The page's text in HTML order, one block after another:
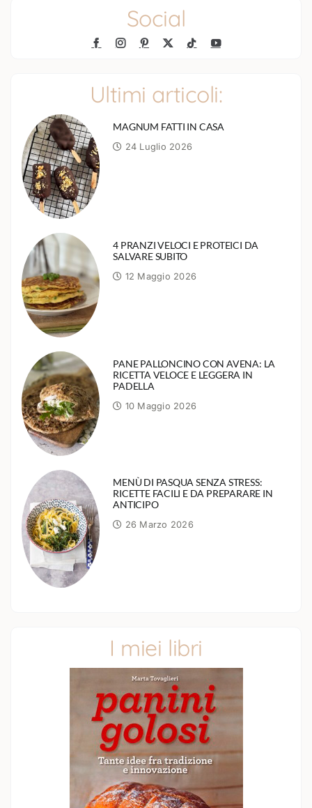
Social
Ultimi articoli:
MAGNUM FATTI IN CASA
24 Luglio 2026
4 PRANZI VELOCI E PROTEICI DA
SALVARE SUBITO
12 Maggio 2026
PANE PALLONCINO CON AVENA: LA
RICETTA VELOCE E LEGGERA IN
PADELLA
10 Maggio 2026
MENÙ DI PASQUA SENZA STRESS:
RICETTE FACILI E DA PREPARARE IN
ANTICIPO
26 Marzo 2026
I miei libri